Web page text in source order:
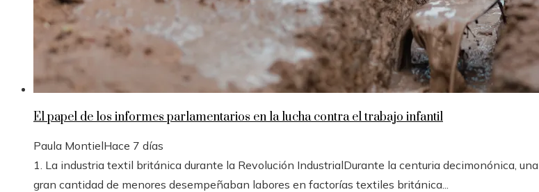
El papel de los informes parlamentarios en la lucha contra el trabajo infantil
Paula MontielHace 7 días
1. La industria textil británica durante la Revolución IndustrialDurante la centuria decimonónica, una
gran cantidad de menores desempeñaban labores en factorías textiles británica...